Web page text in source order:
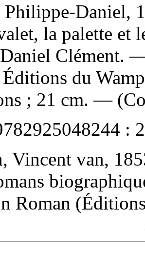
Philippe-Daniel,
la palette et
Clément.
Éditions du
; 21 cm. —
:
Vincent van,
Roman